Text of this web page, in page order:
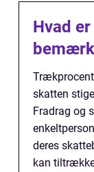
Hvad
Trækprocent
skatten
Fradrag og
deres
kan